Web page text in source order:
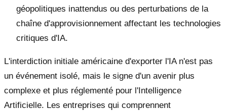
géopolitiques inattendus ou des perturbations de la
chaîne d'approvisionnement affectant les technologies
critiques d'IA.
L'interdiction initiale américaine d'exporter l'IA n'est pas
un événement isolé, mais le signe d'un avenir plus
complexe et plus réglementé pour l'Intelligence
Artificielle. Les entreprises qui comprennent